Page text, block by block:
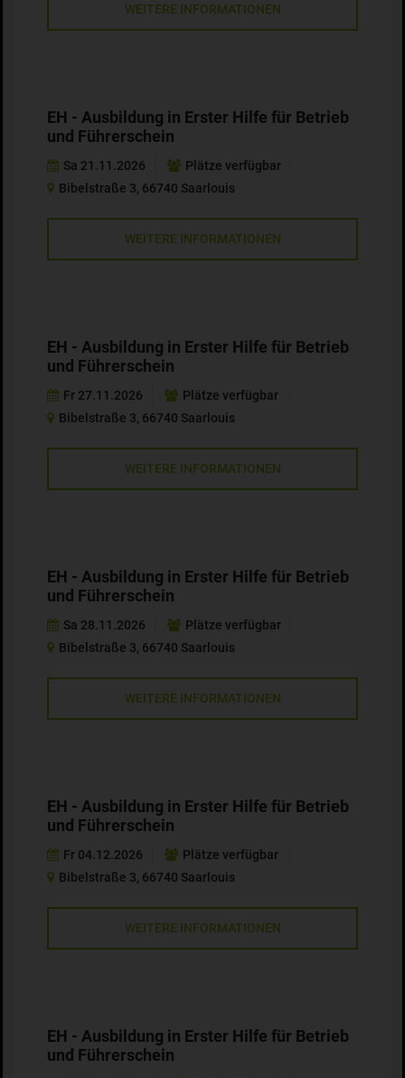
WEITERE INFORMATIONEN
EH - Ausbildung in Erster Hilfe für Betrieb
und Führerschein
Sa 21.11.2026
Plätze verfügbar
Bibelstraße 3, 66740 Saarlouis
WEITERE INFORMATIONEN
EH - Ausbildung in Erster Hilfe für Betrieb
und Führerschein
Fr 27.11.2026
Plätze verfügbar
Bibelstraße 3, 66740 Saarlouis
WEITERE INFORMATIONEN
EH - Ausbildung in Erster Hilfe für Betrieb
und Führerschein
Sa 28.11.2026
Plätze verfügbar
Bibelstraße 3, 66740 Saarlouis
WEITERE INFORMATIONEN
EH - Ausbildung in Erster Hilfe für Betrieb
und Führerschein
Fr 04.12.2026
Plätze verfügbar
Bibelstraße 3, 66740 Saarlouis
WEITERE INFORMATIONEN
EH - Ausbildung in Erster Hilfe für Betrieb
und Führerschein